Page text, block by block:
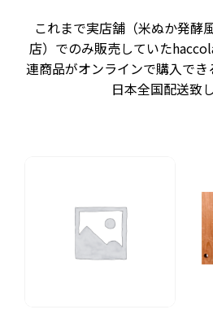
これまで実店舗（米ぬか発酵
店）でのみ販売していた
連商品がオンラインで購入でき
日本全国配送致し